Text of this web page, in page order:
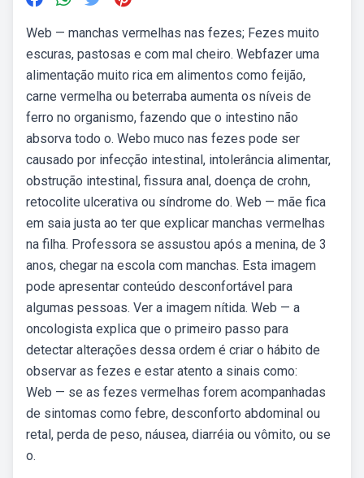
Web — manchas vermelhas nas fezes; Fezes muito
escuras, pastosas e com mal cheiro. Webfazer uma
alimentação muito rica em alimentos como feijão,
carne vermelha ou beterraba aumenta os níveis de
ferro no organismo, fazendo que o intestino não
absorva todo o. Webo muco nas fezes pode ser
causado por infecção intestinal, intolerância alimentar,
obstrução intestinal, fissura anal, doença de crohn,
retocolite ulcerativa ou síndrome do. Web — mãe fica
em saia justa ao ter que explicar manchas vermelhas
na filha. Professora se assustou após a menina, de 3
anos, chegar na escola com manchas. Esta imagem
pode apresentar conteúdo desconfortável para
algumas pessoas. Ver a imagem nítida. Web — a
oncologista explica que o primeiro passo para
detectar alterações dessa ordem é criar o hábito de
observar as fezes e estar atento a sinais como:
Web — se as fezes vermelhas forem acompanhadas
de sintomas como febre, desconforto abdominal ou
retal, perda de peso, náusea, diarréia ou vômito, ou se
o.